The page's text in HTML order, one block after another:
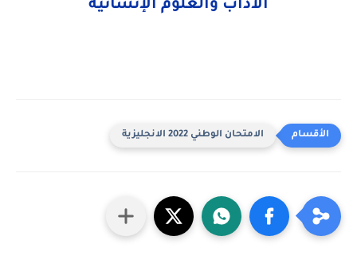
الآداب والعلوم الإنسانية
الامتحان الوطني 2022 الانجليزية